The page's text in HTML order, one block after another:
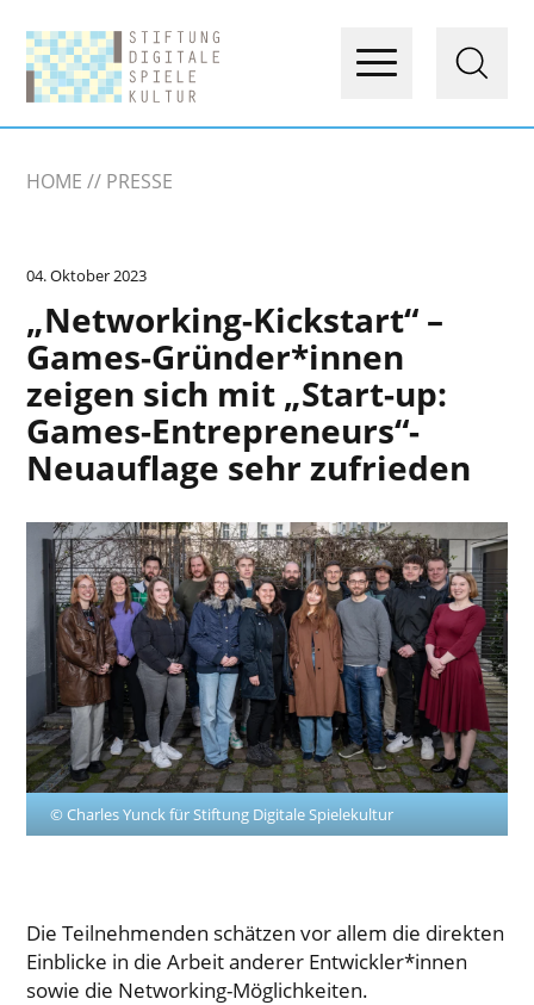
HOME PRESSE
04. Oktober 2023
„Networking-Kickstart“ –
Games-Gründer*innen
zeigen sich mit „Start-up:
Games-Entrepreneurs“-
Neuauflage sehr zufrieden
© Charles Yunck für Stiftung Digitale Spielekultur
Die Teilnehmenden schätzen vor allem die direkten
Einblicke in die Arbeit anderer Entwickler*innen
sowie die Networking-Möglichkeiten.